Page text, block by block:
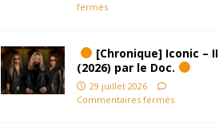
fermés
[Chronique] Iconic – II
(2026) par le Doc.
29 juillet 2026
Commentaires fermés